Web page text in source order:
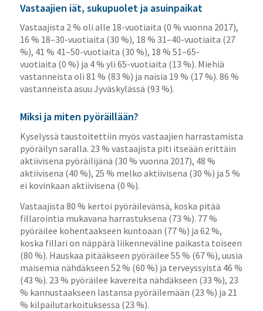
Vastaajien iät, sukupuolet ja asuinpaikat
Vastaajista 2 % oli alle 18-vuotiaita (0 % vuonna 2017),
16 % 18–30-vuotiaita (30 %), 18 % 31–40-vuotiaita (27
%), 41 % 41–50-vuotiaita (30 %), 18 % 51–65-
vuotiaita (0 %) ja 4 % yli 65-vuotiaita (13 %). Miehiä
vastanneista oli 81 % (83 %) ja naisia 19 % (17 %). 86 %
vastanneista asuu Jyväskylässä (93 %).
Miksi ja miten pyöräillään?
Kyselyssä taustoitettiin myös vastaajien harrastamista
pyöräilyn saralla. 23 % vastaajista piti itseään erittäin
aktiivisena pyöräilijänä (30 % vuonna 2017), 48 %
aktiivisena (40 %), 25 % melko aktiivisena (30 %) ja 5 %
ei kovinkaan aktiivisena (0 %).
Vastaajista 80 % kertoi pyöräilevänsä, koska pitää
fillarointia mukavana harrastuksena (73 %). 77 %
pyöräilee kohentaakseen kuntoaan (77 %) ja 62 %,
koska fillari on näppärä liikenneväline paikasta toiseen
(80 %). Hauskaa pitääkseen pyöräilee 55 % (67 %), uusia
maisemia nähdäkseen 52 % (60 %) ja terveyssyistä 46 %
(43 %). 23 % pyöräilee kavereita nähdäkseen (33 %), 23
% kannustaakseen lastansa pyöräilemään (23 %) ja 21
% kilpailutarkoituksessa (23 %).